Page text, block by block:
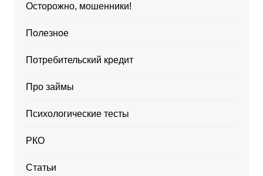
Осторожно, мошенники!
Полезное
Потребительский кредит
Про займы
Психологические тесты
РКО
Статьи